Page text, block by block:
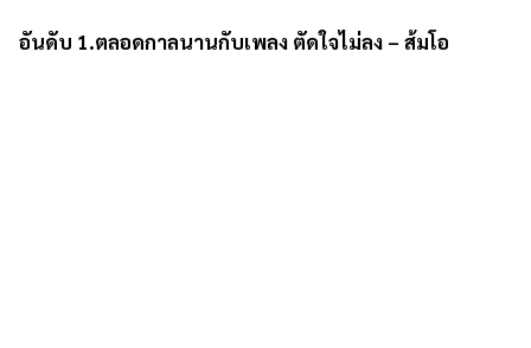
อันดับ 1.ตลอดกาลนานกับเพลง ตัดใจไม่ลง – ส้มโอ